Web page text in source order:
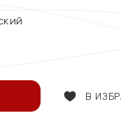
В